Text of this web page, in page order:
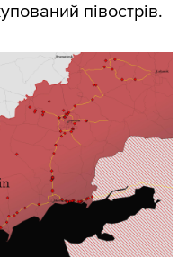
півострів.